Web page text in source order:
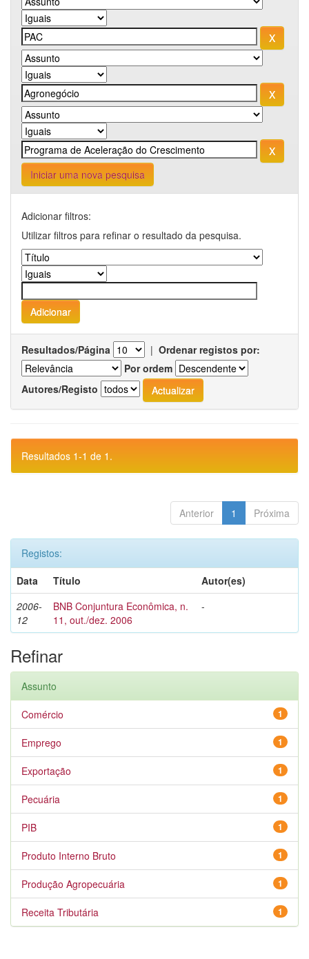
Iniciar uma nova pesquisa
Adicionar filtros:
Utilizar filtros para refinar o resultado da pesquisa.
Resultados/Página | Ordenar registos por:
Por ordem
Autores/Registo
Resultados 1-1 de 1.
Anterior 1 Próxima
Registos:
Data
Título
Autor(es)
2006-
12
BNB Conjuntura Econômica, n.
11, out./dez. 2006
-
Refinar
Assunto
1
Comércio
1
Emprego
1
Exportação
1
Pecuária
1
PIB
1
Produto Interno Bruto
1
Produção Agropecuária
1
Receita Tributária